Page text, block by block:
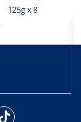
125g x 8